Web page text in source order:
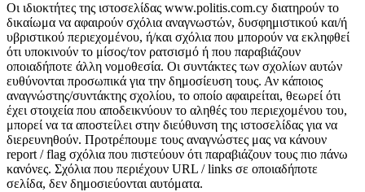
Οι ιδιοκτήτες της ιστοσελίδας www.politis.com.cy διατηρούν το
δικαίωμα να αφαιρούν σχόλια αναγνωστών, δυσφημιστικού και/ή
υβριστικού περιεχομένου, ή/και σχόλια που μπορούν να εκληφθεί
ότι υποκινούν το μίσος/τον ρατσισμό ή που παραβιάζουν
οποιαδήποτε άλλη νομοθεσία. Οι συντάκτες των σχολίων αυτών
ευθύνονται προσωπικά για την δημοσίευση τους. Αν κάποιος
αναγνώστης/συντάκτης σχολίου, το οποίο αφαιρείται, θεωρεί ότι
έχει στοιχεία που αποδεικνύουν το αληθές του περιεχομένου του,
μπορεί να τα αποστείλει στην διεύθυνση της ιστοσελίδας για να
διερευνηθούν. Προτρέπουμε τους αναγνώστες μας να κάνουν
report / flag σχόλια που πιστεύουν ότι παραβιάζουν τους πιο πάνω
κανόνες. Σχόλια που περιέχουν URL / links σε οποιαδήποτε
σελίδα, δεν δημοσιεύονται αυτόματα.